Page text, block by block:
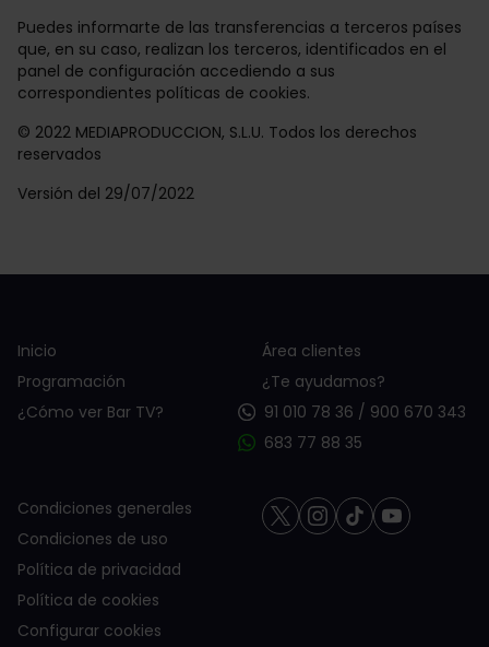
Puedes informarte de las transferencias a terceros países
que, en su caso, realizan los terceros, identificados en el
panel de configuración accediendo a sus
correspondientes políticas de cookies.
© 2022 MEDIAPRODUCCION, S.L.U. Todos los derechos
reservados
Versión del 29/07/2022
Inicio
Programación
¿Cómo ver Bar TV?
Área clientes
¿Te ayudamos?
91 010 78 36 / 900 670 343
683 77 88 35
Condiciones generales
Condiciones de uso
Política de privacidad
Política de cookies
Configurar cookies